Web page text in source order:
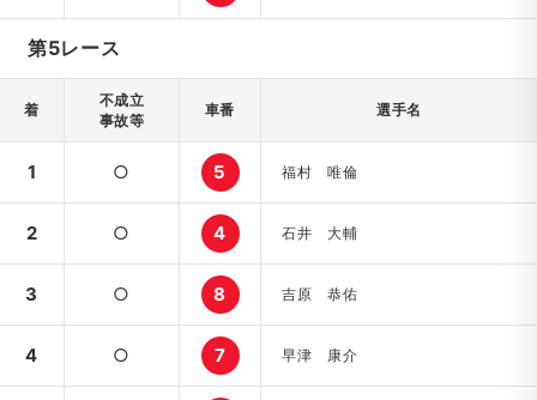
第5レース
着
不成立
事故等
車番 選手名
1 ○ 5 福村 唯倫
2 ○ 4 石井 大輔
3 ○ 8 吉原 恭佑
4 ○ 7 早津 康介